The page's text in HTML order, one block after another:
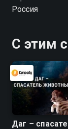
Россия
С этим
Даг –